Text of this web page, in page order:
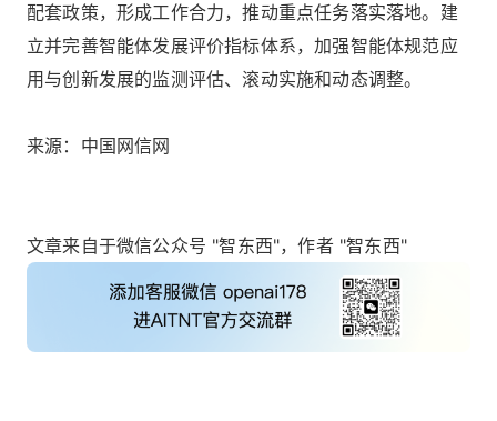
配套政策，形成工作合力，推动重点任务落实落地。建
立并完善智能体发展评价指标体系，加强智能体规范应
用与创新发展的监测评估、滚动实施和动态调整。
来源：中国网信网
文章来自于微信公众号 "智东西"，作者 "智东西"